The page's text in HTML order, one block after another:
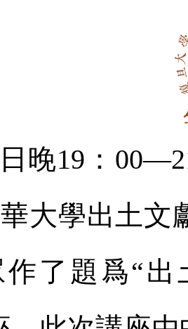
日晚19 ：
大學出土文
了題爲“出